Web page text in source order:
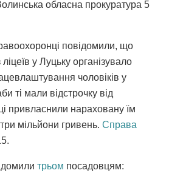
обласна прокуратура 5
повідомили, що
у Луцьку організувало
чоловіків у
ті мали відстрочку від
привласнили нараховану їм
мільйони гривень. Справа
трьом посадовцям: